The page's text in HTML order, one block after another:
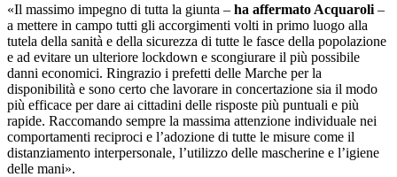
«Il massimo impegno di tutta la giunta – ha affermato Acquaroli –
a mettere in campo tutti gli accorgimenti volti in primo luogo alla
tutela della sanità e della sicurezza di tutte le fasce della popolazione
e ad evitare un ulteriore lockdown e scongiurare il più possibile
danni economici. Ringrazio i prefetti delle Marche per la
disponibilità e sono certo che lavorare in concertazione sia il modo
più efficace per dare ai cittadini delle risposte più puntuali e più
rapide. Raccomando sempre la massima attenzione individuale nei
comportamenti reciproci e l’adozione di tutte le misure come il
distanziamento interpersonale, l’utilizzo delle mascherine e l’igiene
delle mani».